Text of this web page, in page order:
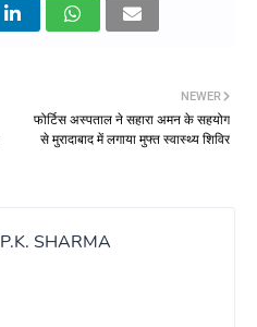
NEWER
फोर्टिस अस्पताल ने सहारा अमन के सहयोग
से मुरादाबाद में लगाया मुफ्त स्वास्थ्य शिविर
P.K. SHARMA